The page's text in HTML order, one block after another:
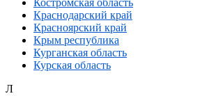
Костромская область
Краснодарский край
Красноярский край
Крым республика
Курганская область
Курская область
Л